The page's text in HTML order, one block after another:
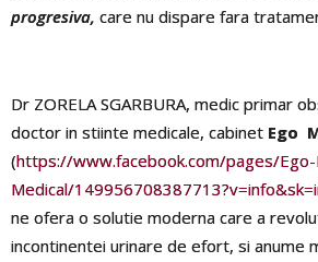
progresiva, care nu dispare fara
Dr ZORELA SGARBURA, medic primar
doctor in stiinte medicale, cabinet Ego
(https://www.facebook.com/pages/
Medical/
ne ofera o solutie moderna care a
incontinentei urinare de efort, si anume